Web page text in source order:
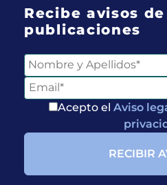
Recibe avisos
publicaciones
Acepto el Aviso